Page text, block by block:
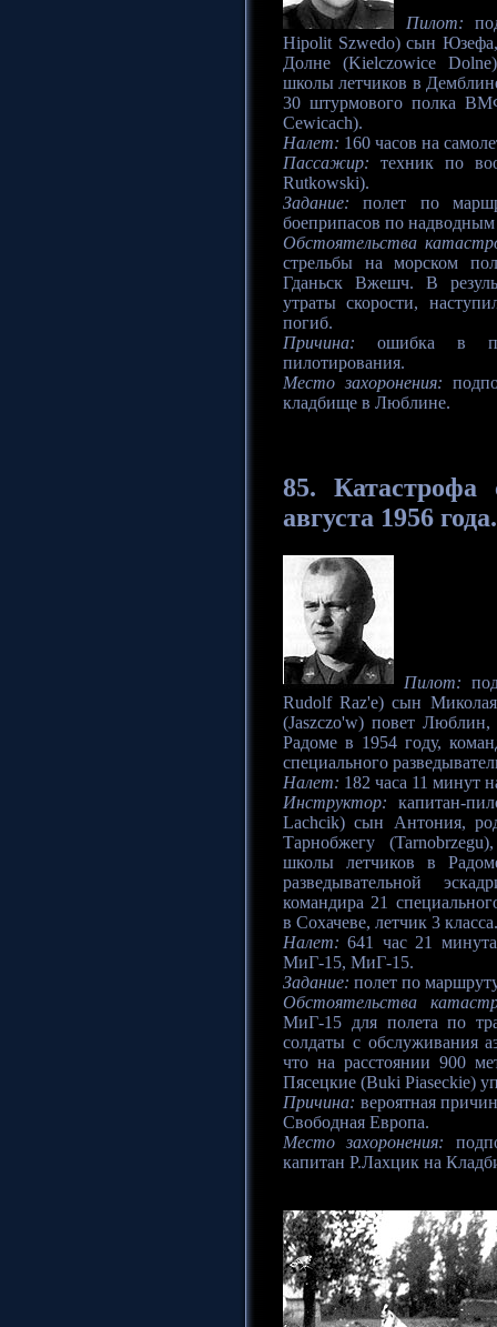
Пилот:
Hipolit Szwedo) сын
Долне (Kielczowice
школы летчиков в
30 штурмового полка
Cewicach).
Налет: 160 часов на
Пассажир: техник по
Rutkowski).
Задание: полет по
боеприпасов по
Обстоятельства
стрельбы на морском
Гданьск Вжешч. В
утраты скорости,
погиб.
Причина: ошибка в
пилотирования.
Место захоронения:
кладбище в Люблине.
85. Катастрофа
августа 1956 года.
Пилот:
Rudolf Raz'e) сын
(Jaszczo'w) повет
Радоме в 1954 году,
специального
Налет: 182 часа 11 минут
Инструктор: капитан-
Lachcik) сын Антония,
Тарнобжегу
школы летчиков в
разведывательной
командира 21
в Сохачеве, летчик 3 класса.
Налет: 641 час 21
МиГ-15, МиГ-15.
Задание: полет по
Обстоятельства
МиГ-15 для полета по
солдаты с обслуживания
что на расстоянии 900
Пясецкие (Buki Piaseckie)
Причина: вероятная
Свободная Европа.
Место захоронения:
капитан Р.Лахцик на